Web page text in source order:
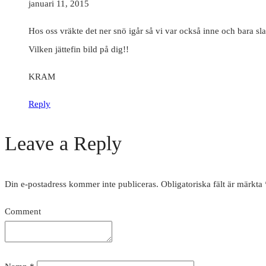
januari 11, 2015
Hos oss vräkte det ner snö igår så vi var också inne och bara
Vilken jättefin bild på dig!!
KRAM
Reply
Leave a Reply
Din e-postadress kommer inte publiceras. Obligatoriska fält är märkta
Comment